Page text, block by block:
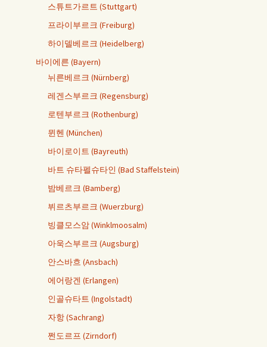
스튜트가르트 (Stuttgart)
프라이부르크 (Freiburg)
하이델베르크 (Heidelberg)
바이에른 (Bayern)
뉘른베르크 (Nürnberg)
레겐스부르크 (Regensburg)
로텐부르크 (Rothenburg)
뮌헨 (München)
바이로이트 (Bayreuth)
바트 슈타펠슈타인 (Bad Staffelstein)
밤베르크 (Bamberg)
뷔르츠부르크 (Wuerzburg)
빙클모스암 (Winklmoosalm)
아욱스부르크 (Augsburg)
안스바흐 (Ansbach)
에어랑겐 (Erlangen)
인골슈타트 (Ingolstadt)
자항 (Sachrang)
쩐도르프 (Zirndorf)